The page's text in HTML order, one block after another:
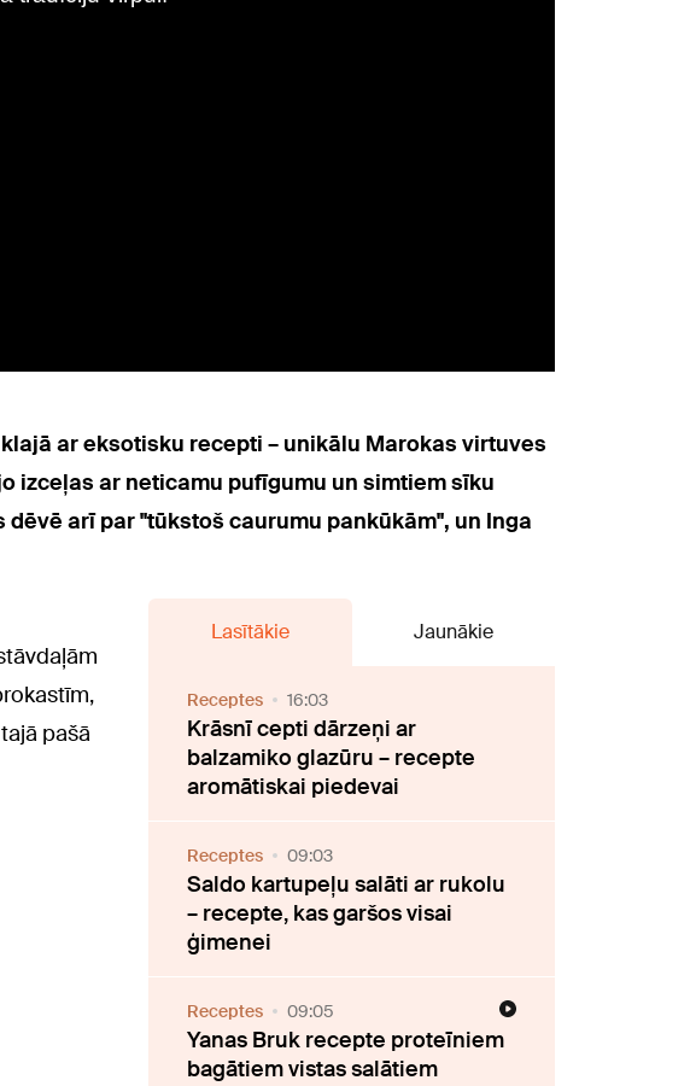
ar eksotisku recepti – unikālu Marokas virtuves
izceļas ar neticamu pufīgumu un simtiem sīku
arī par "tūkstoš caurumu pankūkām", un Inga
pašā
Lasītākie Jaunākie
Receptes 16:03
Krāsnī cepti dārzeņi ar
balzamiko glazūru – recepte
aromātiskai piedevai
Receptes 09:03
Saldo kartupeļu salāti ar rukolu
– recepte, kas garšos visai
ģimenei
Receptes 09:05
Yanas Bruk recepte proteīniem
bagātiem vistas salātiem